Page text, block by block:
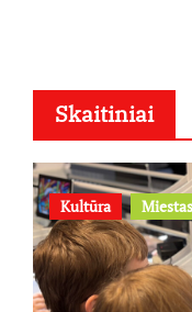
Skaitiniai
Kultūra Miestas